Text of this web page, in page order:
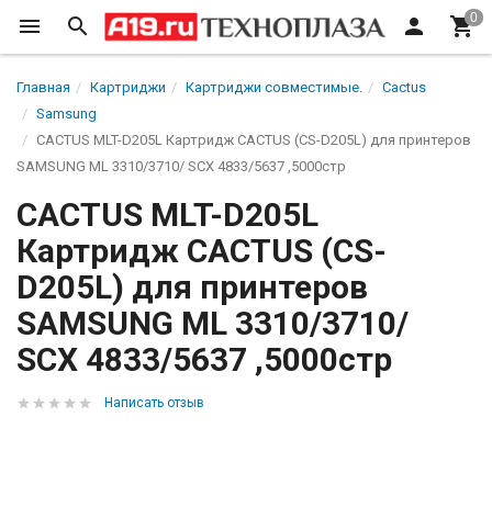
Главная Картриджи Картриджи совместимые.
Cactus
Samsung
CACTUS MLT-D205L Картридж CACTUS (CS-D205L) для принтеров
SAMSUNG ML 3310/3710/ SCX 4833/5637 ,5000стр
CACTUS MLT-D205L
Картридж CACTUS (CS-
D205L) для принтеров
SAMSUNG ML 3310/3710/
SCX 4833/5637 ,5000стр
Написать отзыв